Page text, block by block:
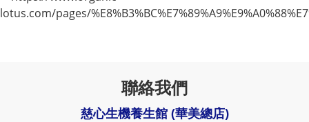
聯絡我們
慈心生機養生館 (華美總店)